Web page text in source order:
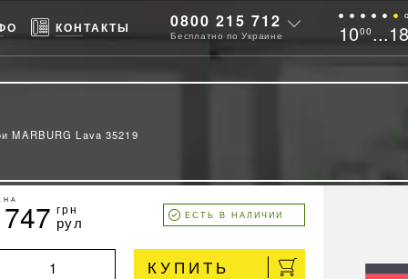
КОНТАКТЫ 0800 215 712
Бесплатно по Украине 1000
MARBURG Lava 35219
грн
рул ЕСТЬ В НАЛИЧИИ
КУПИТЬ